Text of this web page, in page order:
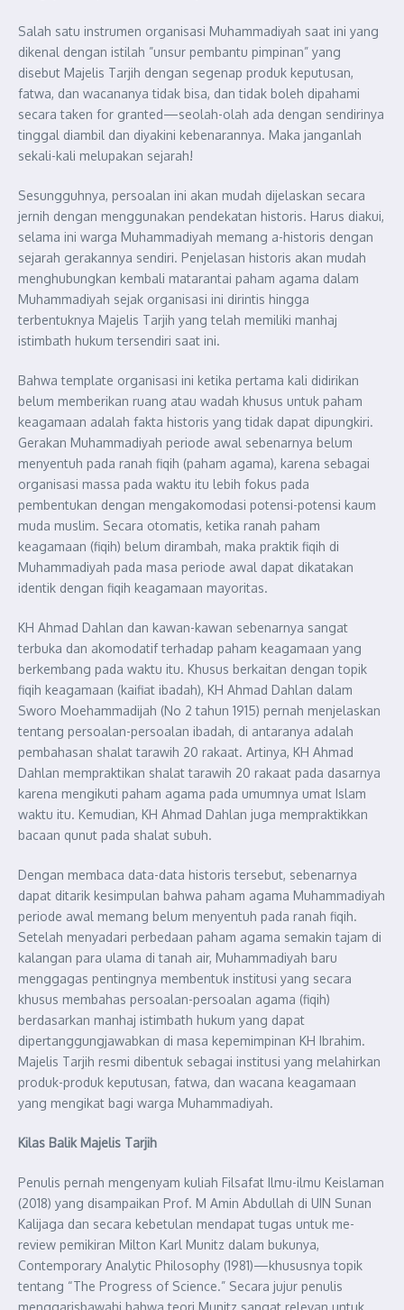
Salah satu instrumen organisasi Muhammadiyah saat ini yang
dikenal dengan istilah ”unsur pembantu pimpinan” yang
disebut Majelis Tarjih dengan segenap produk keputusan,
fatwa, dan wacananya tidak bisa, dan tidak boleh dipahami
secara taken for granted—seolah-olah ada dengan sendirinya
tinggal diambil dan diyakini kebenarannya. Maka janganlah
sekali-kali melupakan sejarah!
Sesungguhnya, persoalan ini akan mudah dijelaskan secara
jernih dengan menggunakan pendekatan historis. Harus diakui,
selama ini warga Muhammadiyah memang a-historis dengan
sejarah gerakannya sendiri. Penjelasan historis akan mudah
menghubungkan kembali matarantai paham agama dalam
Muhammadiyah sejak organisasi ini dirintis hingga
terbentuknya Majelis Tarjih yang telah memiliki manhaj
istimbath hukum tersendiri saat ini.
Bahwa template organisasi ini ketika pertama kali didirikan
belum memberikan ruang atau wadah khusus untuk paham
keagamaan adalah fakta historis yang tidak dapat dipungkiri.
Gerakan Muhammadiyah periode awal sebenarnya belum
menyentuh pada ranah fiqih (paham agama), karena sebagai
organisasi massa pada waktu itu lebih fokus pada
pembentukan dengan mengakomodasi potensi-potensi kaum
muda muslim. Secara otomatis, ketika ranah paham
keagamaan (fiqih) belum dirambah, maka praktik fiqih di
Muhammadiyah pada masa periode awal dapat dikatakan
identik dengan fiqih keagamaan mayoritas.
KH Ahmad Dahlan dan kawan-kawan sebenarnya sangat
terbuka dan akomodatif terhadap paham keagamaan yang
berkembang pada waktu itu. Khusus berkaitan dengan topik
fiqih keagamaan (kaifiat ibadah), KH Ahmad Dahlan dalam
Sworo Moehammadijah (No 2 tahun 1915) pernah menjelaskan
tentang persoalan-persoalan ibadah, di antaranya adalah
pembahasan shalat tarawih 20 rakaat. Artinya, KH Ahmad
Dahlan mempraktikan shalat tarawih 20 rakaat pada dasarnya
karena mengikuti paham agama pada umumnya umat Islam
waktu itu. Kemudian, KH Ahmad Dahlan juga mempraktikkan
bacaan qunut pada shalat subuh.
Dengan membaca data-data historis tersebut, sebenarnya
dapat ditarik kesimpulan bahwa paham agama Muhammadiyah
periode awal memang belum menyentuh pada ranah fiqih.
Setelah menyadari perbedaan paham agama semakin tajam di
kalangan para ulama di tanah air, Muhammadiyah baru
menggagas pentingnya membentuk institusi yang secara
khusus membahas persoalan-persoalan agama (fiqih)
berdasarkan manhaj istimbath hukum yang dapat
dipertanggungjawabkan di masa kepemimpinan KH Ibrahim.
Majelis Tarjih resmi dibentuk sebagai institusi yang melahirkan
produk-produk keputusan, fatwa, dan wacana keagamaan
yang mengikat bagi warga Muhammadiyah.
Kilas Balik Majelis Tarjih
Penulis pernah mengenyam kuliah Filsafat Ilmu-ilmu Keislaman
(2018) yang disampaikan Prof. M Amin Abdullah di UIN Sunan
Kalijaga dan secara kebetulan mendapat tugas untuk me-
review pemikiran Milton Karl Munitz dalam bukunya,
Contemporary Analytic Philosophy (1981)—khususnya topik
tentang “The Progress of Science.” Secara jujur penulis
menggarisbawahi bahwa teori Munitz sangat relevan untuk